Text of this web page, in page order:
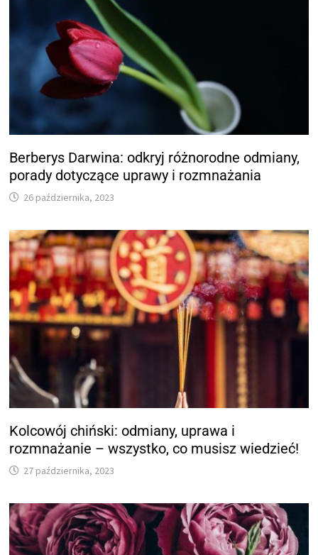
Berberys Darwina: odkryj różnorodne odmiany,
porady dotyczące uprawy i rozmnażania
26 października, 2023
Kolcowój chiński: odmiany, uprawa i
rozmnażanie – wszystko, co musisz wiedzieć!
27 października, 2023